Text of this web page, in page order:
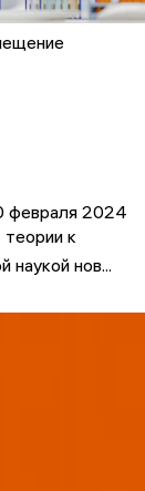
февраля 2024
к
наукой нов...